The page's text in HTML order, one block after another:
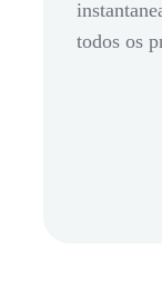
todos os